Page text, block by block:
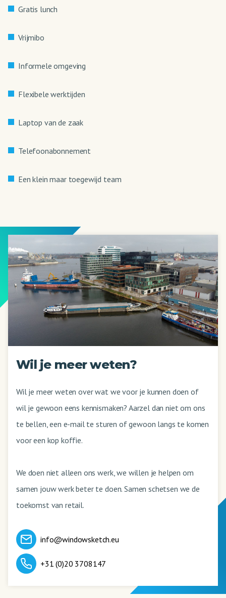
Gratis lunch
Vrijmibo
Informele omgeving
Flexibele werktijden
Laptop van de zaak
Telefoonabonnement
Een klein maar toegewijd team
Wil je meer weten?
Wil je meer weten over wat we voor je kunnen doen of
wil je gewoon eens kennismaken? Aarzel dan niet om ons
te bellen, een e-mail te sturen of gewoon langs te komen
voor een kop koffie.
We doen niet alleen ons werk, we willen je helpen om
samen jouw werk beter te doen. Samen schetsen we de
toekomst van retail.
info@windowsketch.eu
+31 (0)20 3708147